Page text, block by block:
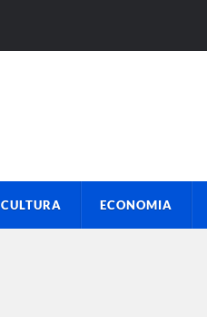
CULTURA ECONOMIA